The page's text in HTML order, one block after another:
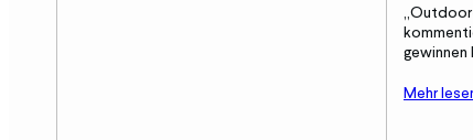
gewinnen
Mehr